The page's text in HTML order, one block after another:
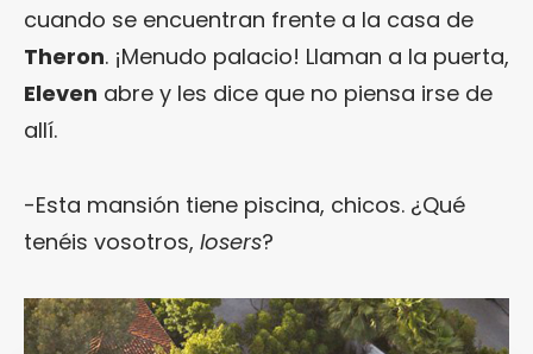
cuando se encuentran frente a la casa de
Theron. ¡Menudo palacio! Llaman a la puerta,
Eleven abre y les dice que no piensa irse de
allí.
-Esta mansión tiene piscina, chicos. ¿Qué
tenéis vosotros, losers?